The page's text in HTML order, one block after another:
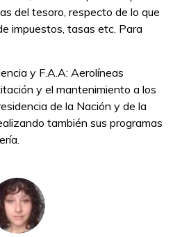
del tesoro, respecto de lo que
impuestos, tasas etc. Para
y F.A.A: Aerolíneas
y el mantenimiento a los
de la Nación y de la
también sus programas